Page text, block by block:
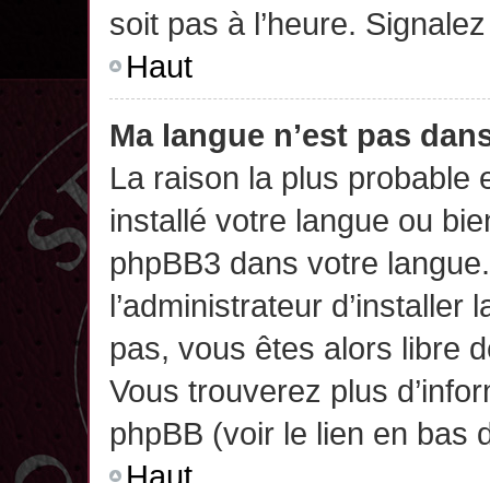
soit pas à l’heure.
Haut
Ma langue n’est pas
La raison la plus probable
installé votre langue ou
phpBB3 dans votre
l’administrateur d’installer
pas, vous êtes alors libre
Vous trouverez plus
phpBB (voir le lien en bas